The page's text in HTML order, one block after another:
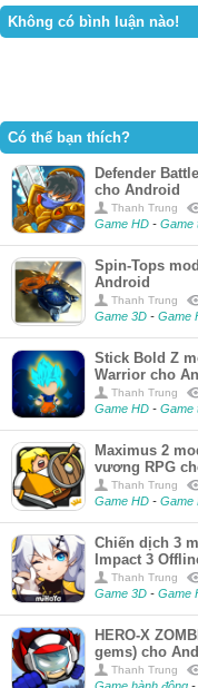
Không có bình luận nào!
Có thể bạn thích?
Defender
cho Android
Thanh Trung
Game HD - Game
Spin-Tops
Android
Thanh Trung
Game 3D - Game
Stick Bold Z
Warrior cho
Thanh Trung
Game HD - Game
Maximus 2
vương RPG
Thanh Trung
Game HD - Game
Chiến dịch 3
Impact 3
Thanh Trung
Game 3D - Game
HERO-X
gems) cho
Thanh Trung